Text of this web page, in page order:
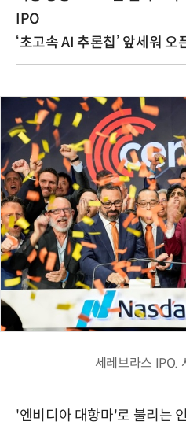
IPO
‘초고속 AI 추론칩’ 앞세워
세레브라스 IPO.
'엔비디아 대항마'로 불리는